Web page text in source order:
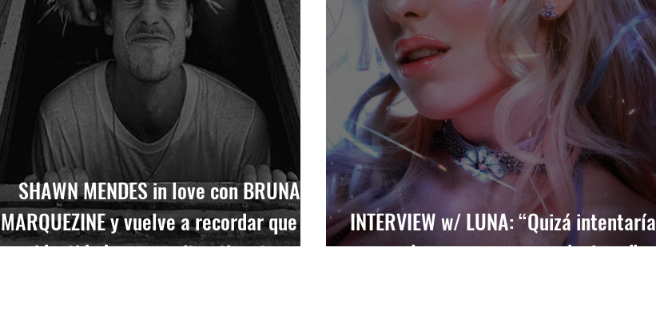
SHAWN MENDES in love con BRUNA
MARQUEZINE y vuelve a recordar que la
identidad no necesita etiquetas
INTERVIEW w/ LUNA: “Quizá intentaría
volver a negarme a mí misma”